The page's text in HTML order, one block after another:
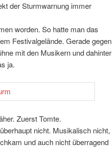
der Sturmwarnung immer
worden. So hatte man das
Festivalgelände. Gerade gegen
mit den Musikern und dahinter
ja.
Zuerst Tomte.
nicht. Musikalisch nicht,
und auch nicht überragend